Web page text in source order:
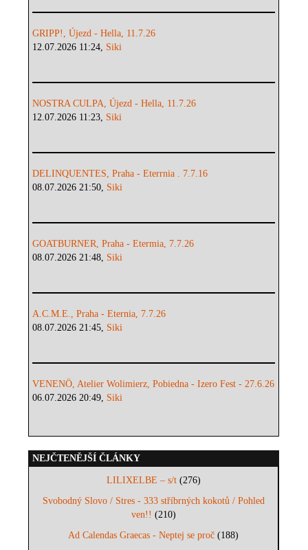
GRIPP!, Újezd - Hella, 11.7.26
12.07.2026 11:24, Siki
NOSTRA CULPA, Újezd - Hella, 11.7.26
12.07.2026 11:23, Siki
DELINQUENTES, Praha - Eterrnia . 7.7.16
08.07.2026 21:50, Siki
GOATBURNER, Praha - Etermia, 7.7.26
08.07.2026 21:48, Siki
A.C.M.E., Praha - Eternia, 7.7.26
08.07.2026 21:45, Siki
VENENÖ, Atelier Wolimierz, Pobiedna - Izero Fest - 27.6.26
06.07.2026 20:49, Siki
NEJČTENĚJŠÍ ČLÁNKY
LILIXELBE – s/t(276)
Svobodný Slovo / Stres - 333 stříbrných kokotů / Pohled
ven!! (210)
Ad Calendas Graecas - Neptej se proč (188)